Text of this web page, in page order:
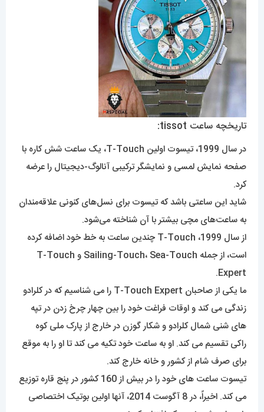
تاریخچه ساعت tissot:
در سال 1999، تیسوت اولین T-Touch، یک ساعت شش کاره با
صفحه نمایش لمسی و نمایشگر ترکیبی آنالوگ-دیجیتال را عرضه
کرد.
شاید این ساعتی باشد که تیسوت برای نسل‌های کنونی علاقه‌مندان
به ساعت‌های مچی بیشتر با آن شناخته می‌شود.
از سال 1999، T-Touch چندین ساعت به خط خود اضافه کرده
است، از جمله Sailing-Touch، Sea-Touch و T-Touch
Expert.
ما یکی از صاحبان T-Touch Expert را می شناسیم که در کلرادو
زندگی می کند و اوقات فراغت خود را بین چهار چرخ زدن در تپه
های شنی شمال کلرادو و شکار گوزن در خارج از پارک ملی کوه
راکی ​​تقسیم می کند. او به ساعت خود تکیه می کند تا او را به موقع
برای صرف شام از کشور و خانه خارج کند.
تیسوت ساعت های خود را در بیش از 160 کشور در پنج قاره توزیع
می کند. اخیراً، در 8 آگوست 2014، آنها اولین بوتیک اختصاصی